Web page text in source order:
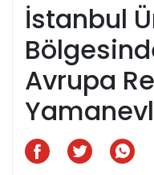
İstanbul
Avrupa